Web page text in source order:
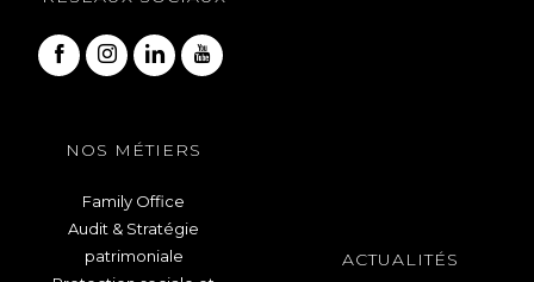
NOS MÉTIERS
Family Office
Audit & Stratégie
patrimoniale
ACTUALITÉS